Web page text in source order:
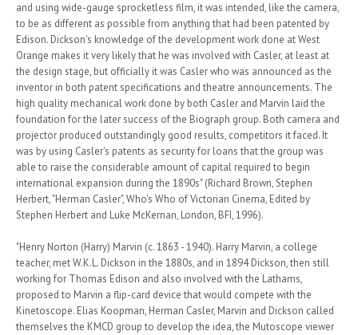
and using wide-gauge sprocketless film, it was intended, like the camera,
to be as different as possible from anything that had been patented by
Edison. Dickson's knowledge of the development work done at West
Orange makes it very likely that he was involved with Casler, at least at
the design stage, but officially it was Casler who was announced as the
inventor in both patent specifications and theatre announcements. The
high quality mechanical work done by both Casler and Marvin laid the
foundation for the later success of the Biograph group. Both camera and
projector produced outstandingly good results, competitors it faced. It
was by using Casler's patents as security for loans that the group was
able to raise the considerable amount of capital required to begin
international expansion during the 1890s" (Richard Brown, Stephen
Herbert, "Herman Casler", Who's Who of Victorian Cinema, Edited by
Stephen Herbert and Luke McKernan, London, BFI, 1996).
"Henry Norton (Harry) Marvin (c. 1863 - 1940). Harry Marvin, a college
teacher, met W.K.L. Dickson in the 1880s, and in 1894 Dickson, then still
working for Thomas Edison and also involved with the Lathams,
proposed to Marvin a flip-card device that would compete with the
Kinetoscope. Elias Koopman, Herman Casler, Marvin and Dickson called
themselves the KMCD group to develop the idea, the Mutoscope viewer